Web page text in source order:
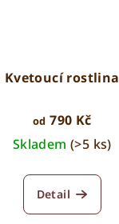
Kvetoucí rostlina
od 790 Kč
Skladem (>5 ks)
Detail